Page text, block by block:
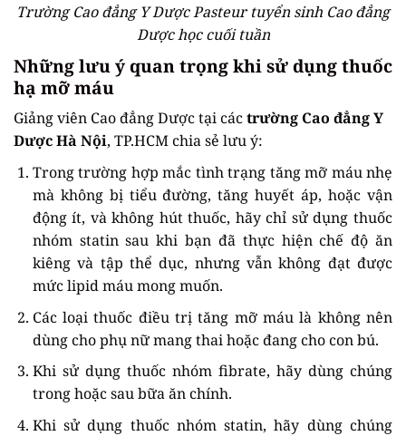
Trường Cao đẳng Y Dược Pasteur tuyển sinh Cao đẳng
Dược học cuối tuần
Những lưu ý quan trọng khi sử dụng thuốc
hạ mỡ máu
Giảng viên Cao đẳng Dược tại cáctrường Cao đẳng Y
Dược Hà Nội, TP.HCM chia sẻ lưu ý:
Trong trường hợp mắc tình trạng tăng mỡ máu nhẹ
mà không bị tiểu đường, tăng huyết áp, hoặc vận
động ít, và không hút thuốc, hãy chỉ sử dụng thuốc
nhóm statin sau khi bạn đã thực hiện chế độ ăn
kiêng và tập thể dục, nhưng vẫn không đạt được
mức lipid máu mong muốn.
Các loại thuốc điều trị tăng mỡ máu là không nên
dùng cho phụ nữ mang thai hoặc đang cho con bú.
Khi sử dụng thuốc nhóm fibrate, hãy dùng chúng
trong hoặc sau bữa ăn chính.
Khi sử dụng thuốc nhóm statin, hãy dùng chúng